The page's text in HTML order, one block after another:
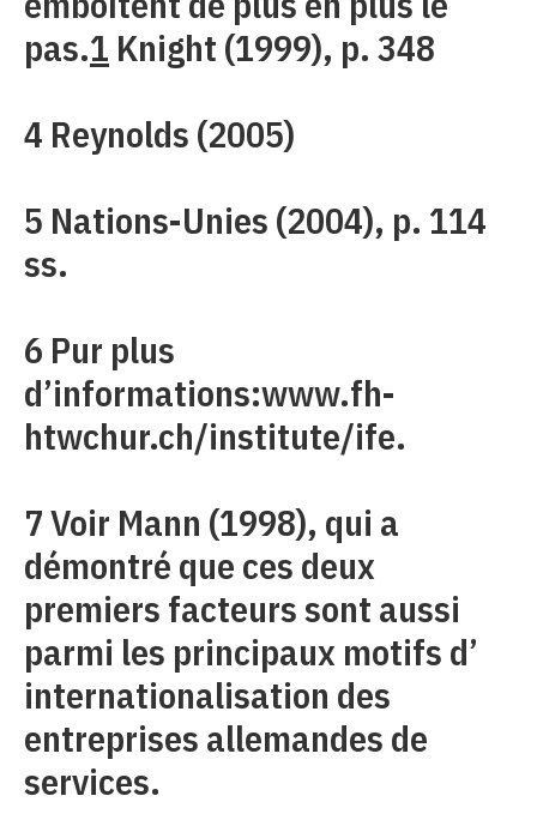
pas.1 Knight (1999), p. 348
4 Reynolds (2005)
5 Nations-Unies (2004), p. 114
ss.
6 Pur plus
d’informations:www.fh-
htwchur.ch/institute/ife.
7 Voir Mann (1998), qui a
démontré que ces deux
premiers facteurs sont aussi
parmi les principaux motifs d’
internationalisation des
entreprises allemandes de
services.